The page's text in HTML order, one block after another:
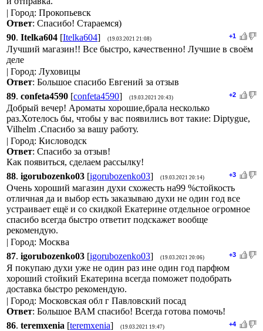
| Город: Прокопьевск
Ответ: Спасибо! Стараемся)
+1
90. Itelka604 [Itelka604] (19.03.2021 21:08)
Лучший магазин!! Все быстро, качественно! Лучшие в своём
деле
| Город: Луховицы
Ответ: Большое спасибо Евгений за отзыв
+2
89. confeta4590 [confeta4590] (19.03.2021 20:43)
Добрый вечер! Ароматы хорошие,брала несколько
раз.Хотелось бы, чтобы у вас появились вот такие: Diptygue,
Vilhelm .Спасибо за вашу работу.
| Город: Кисловодск
Ответ: Спасибо за отзыв!
Как появиться, сделаем рассылку!
+3
88. igorubozenko03 [igorubozenko03] (19.03.2021 20:14)
Очень хороший магазин духи схожесть на99 %стойкость
отличная да и выбор есть заказываю духи не один год все
устраивает ещё и со скидкой Екатерине отдельное огромное
спасибо всегда быстро ответит подскажет вообще
рекомендую.
| Город: Москва
+3
87. igorubozenko03 [igorubozenko03] (19.03.2021 20:06)
Я покупаю духи уже не один раз ине один год парфюм
хороший стойкий Екатерина всегда поможет подобрать
доставка быстро рекомендую.
| Город: Московская обл г Павловский посад
Ответ: Большое ВАМ спасибо! Всегда готова помочь!
+4
86. teremxenia [teremxenia] (19.03.2021 19:47)